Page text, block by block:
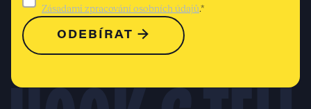
Zásadami zpracování osobních údajů.*